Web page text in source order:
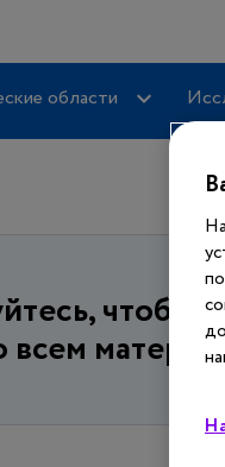
области
чтобы
всем